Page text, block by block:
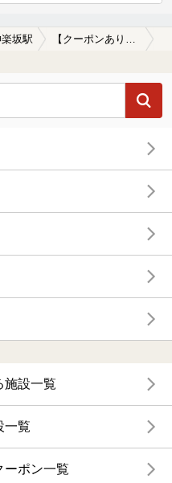
坂駅 【クーポンあり】炭酸水素塩泉が楽しめる牛込神楽坂駅近くの温泉、日帰り温泉、スーパー銭湯おすすめ
施設一覧
一覧
ーポン一覧